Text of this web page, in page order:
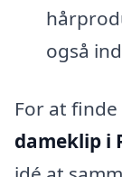
også
For at
dameklip i